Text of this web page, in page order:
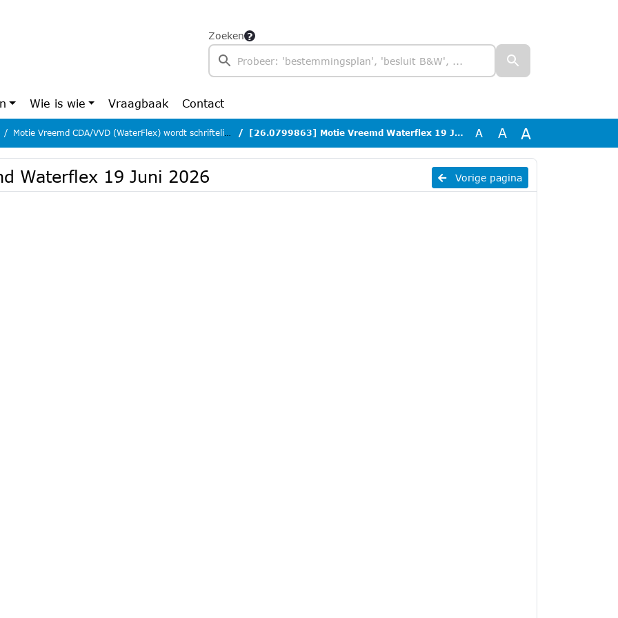
Zoeken
Wie is wie Vraagbaak Contact
Motie Vreemd CDA/VVD (WaterFlex) wordt schriftelijke uitleg [26.0799863] Motie Vreemd Waterflex 19 Juni 2026 A A A
Vorige pagina
Waterflex 19 Juni 2026